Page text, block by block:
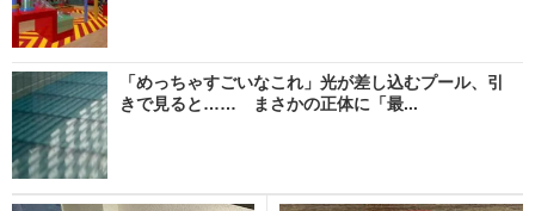
「めっちゃすごいなこれ」光が差し込むプール、引
きで見ると…… まさかの正体に「最...